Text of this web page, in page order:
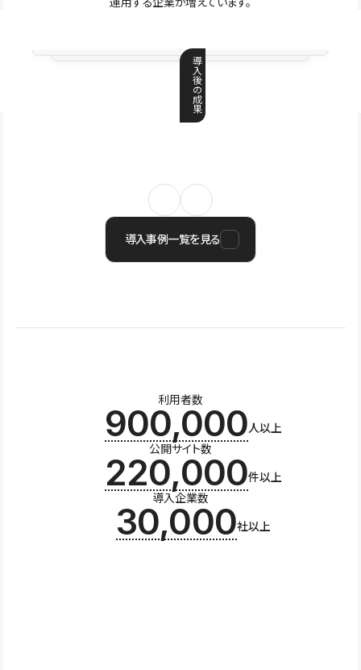
導
入
後
の
成
果
導入事例一覧を見る
利用者数
900,000人以上
公開サイト数
220,000件以上
導入企業数
30,000社以上